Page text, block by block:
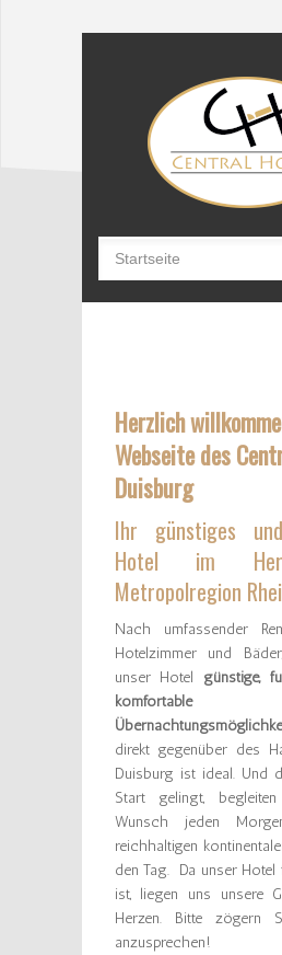
Herzlich
Webseite des
Duisburg
Ihr günstiges
Hotel im
Metropolregion
Nach umfassender
Hotelzimmer und
unser Hotel günstige,
komfortable
direkt gegenüber des
Duisburg ist ideal. Und
Start gelingt,
Wunsch jeden
reichhaltigen
den Tag. Da unser Hotel
ist, liegen uns unsere
Herzen. Bitte zögern
anzusprechen!